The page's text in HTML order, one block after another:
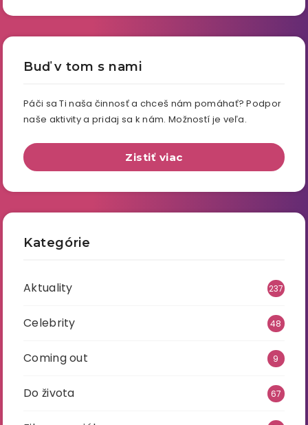
Buď v tom s nami
Páči sa Ti naša činnosť a chceš nám pomáhať? Podpor
naše aktivity a pridaj sa k nám. Možností je veľa.
Zistiť viac
Kategórie
Aktuality 237
Celebrity 48
Coming out 9
Do života 67